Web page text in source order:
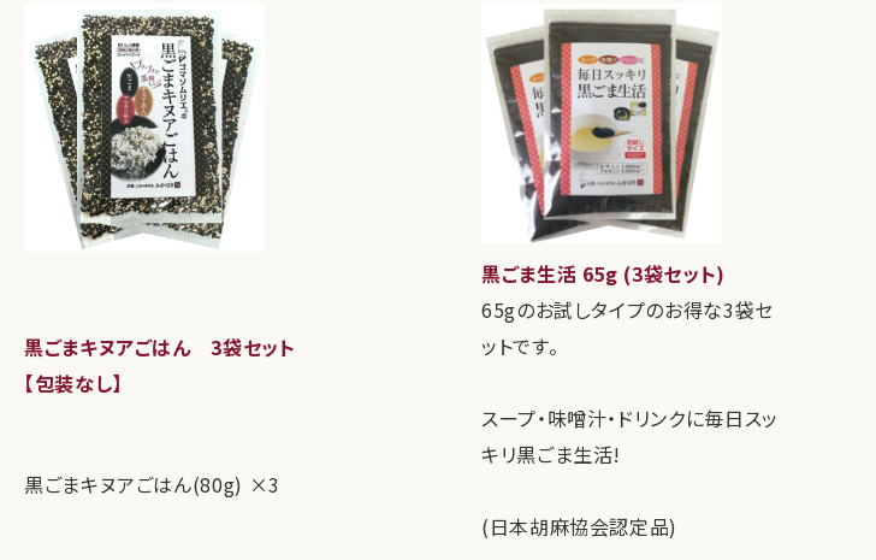
黒ごまキヌアごはん 3袋セット
【包装なし】
黒ごまキヌアごはん(80g) ×3
黒ごま生活 65g (3袋セット)
65gのお試しタイプのお得な3袋セ
ットです。
スープ・味噌汁・ドリンクに毎日スッ
キリ黒ごま生活!
(日本胡麻協会認定品)